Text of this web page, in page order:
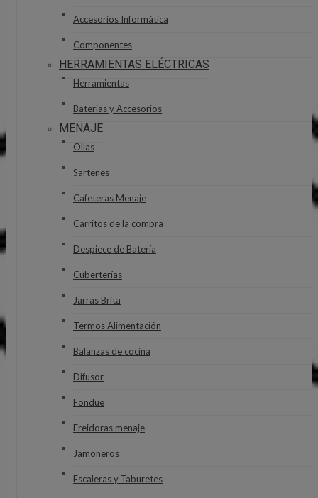
Accesorios Informática
Componentes
HERRAMIENTAS ELÉCTRICAS
Herramientas
Baterias y Accesorios
MENAJE
Ollas
Sartenes
Cafeteras Menaje
Carritos de la compra
Despiece de Batería
Cuberterías
Jarras Brita
Termos Alimentación
Balanzas de cocina
Difusor
Fondue
Freidoras menaje
Jamoneros
Escaleras y Taburetes